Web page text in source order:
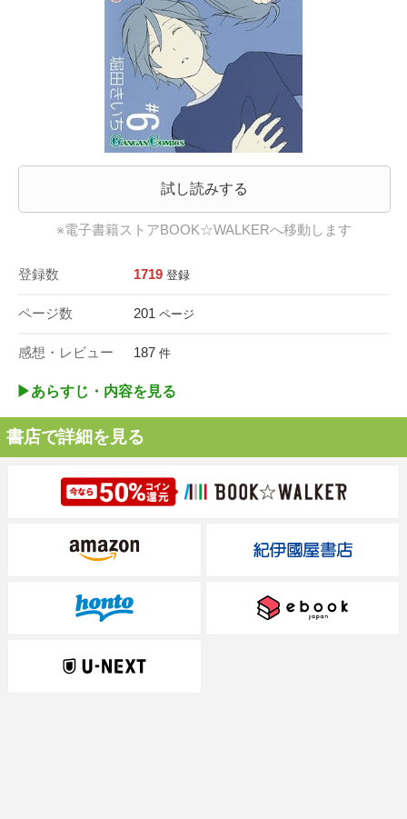
試し読みする
※電子書籍ストアBOOK☆WALKERへ移動します
登録数 1719 登録
ページ数 201 ページ
感想・レビュー 187 件
▶︎あらすじ・内容を見る
書店で詳細を見る